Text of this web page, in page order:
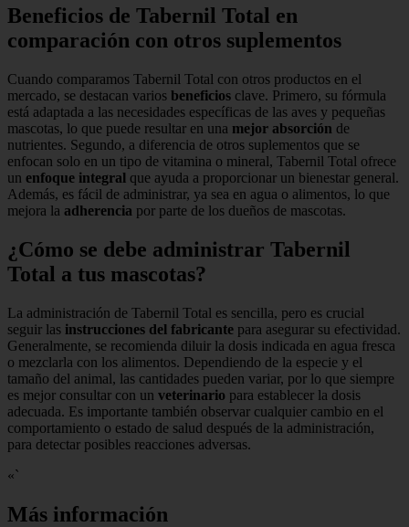
Beneficios de Tabernil Total en
comparación con otros suplementos
Cuando comparamos Tabernil Total con otros productos en el
mercado, se destacan varios beneficios clave. Primero, su fórmula
está adaptada a las necesidades específicas de las aves y pequeñas
mascotas, lo que puede resultar en una mejor absorción de
nutrientes. Segundo, a diferencia de otros suplementos que se
enfocan solo en un tipo de vitamina o mineral, Tabernil Total ofrece
un enfoque integral que ayuda a proporcionar un bienestar general.
Además, es fácil de administrar, ya sea en agua o alimentos, lo que
mejora la adherencia por parte de los dueños de mascotas.
¿Cómo se debe administrar Tabernil
Total a tus mascotas?
La administración de Tabernil Total es sencilla, pero es crucial
seguir las instrucciones del fabricante para asegurar su efectividad.
Generalmente, se recomienda diluir la dosis indicada en agua fresca
o mezclarla con los alimentos. Dependiendo de la especie y el
tamaño del animal, las cantidades pueden variar, por lo que siempre
es mejor consultar con un veterinario para establecer la dosis
adecuada. Es importante también observar cualquier cambio en el
comportamiento o estado de salud después de la administración,
para detectar posibles reacciones adversas.
«`
Más información